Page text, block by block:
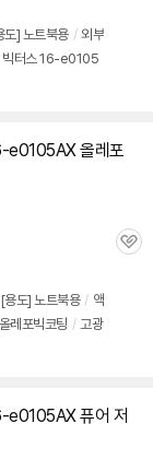
도] 노트북용 / 외부
빅터스 16-e0105
e0105AX올레포
관
[용도] 노트북용 / 액
올레포빅코팅 / 고광
e0105AX퓨어 저